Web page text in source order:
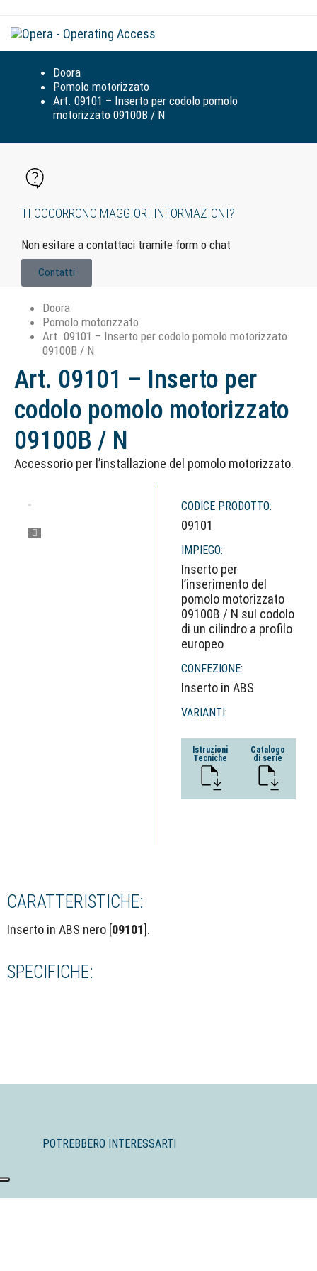
Doora
Pomolo motorizzato
Art. 09101 – Inserto per codolo pomolo
motorizzato 09100B / N
TI OCCORRONO MAGGIORI INFORMAZIONI?
Non esitare a contattaci tramite form o chat
Contatti
Doora
Pomolo motorizzato
Art. 09101 – Inserto per codolo pomolo motorizzato
09100B / N
Art. 09101 – Inserto per
codolo pomolo motorizzato
09100B / N
Accessorio per l’installazione del pomolo motorizzato.
CODICE PRODOTTO:
09101
IMPIEGO:
Inserto per
l’inserimento del
pomolo motorizzato
09100B / N sul codolo
di un cilindro a profilo
europeo
CONFEZIONE:
Inserto in ABS
VARIANTI:
Istruzioni
Tecniche
Catalogo
di serie
CARATTERISTICHE:
Inserto in ABS nero [09101].
SPECIFICHE:
POTREBBERO INTERESSARTI